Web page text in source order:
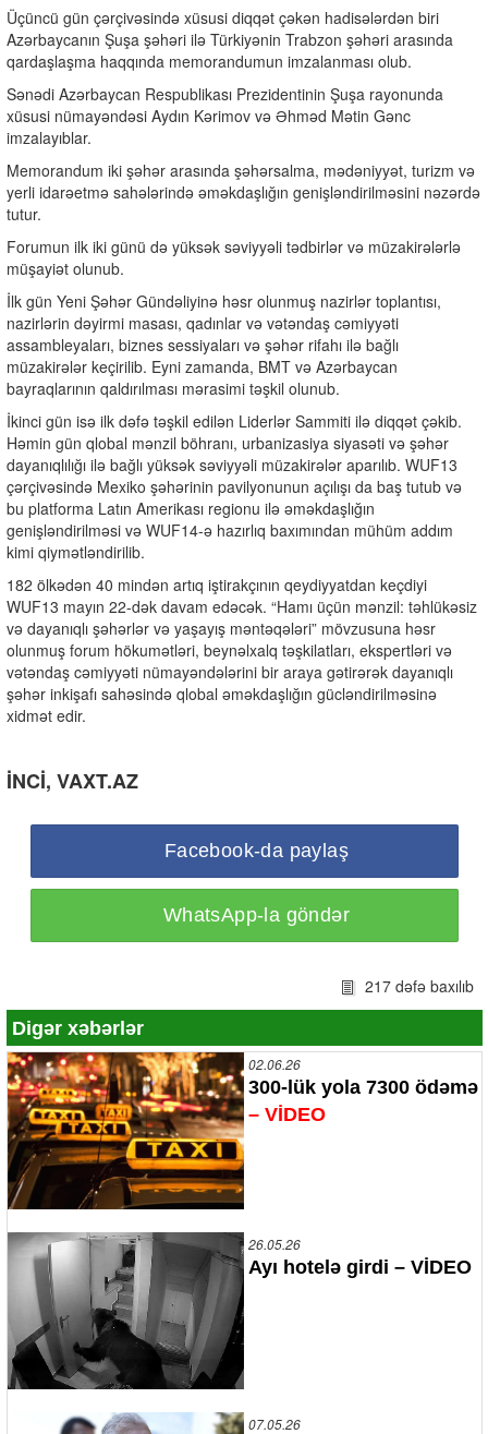
Üçüncü gün çərçivəsində xüsusi diqqət çəkən hadisələrdən biri
Azərbaycanın Şuşa şəhəri ilə Türkiyənin Trabzon şəhəri arasında
qardaşlaşma haqqında memorandumun imzalanması olub.
Sənədi Azərbaycan Respublikası Prezidentinin Şuşa rayonunda
xüsusi nümayəndəsi Aydın Kərimov və Əhməd Mətin Gənc
imzalayıblar.
Memorandum iki şəhər arasında şəhərsalma, mədəniyyət, turizm və
yerli idarəetmə sahələrində əməkdaşlığın genişləndirilməsini nəzərdə
tutur.
Forumun ilk iki günü də yüksək səviyyəli tədbirlər və müzakirələrlə
müşayiət olunub.
İlk gün Yeni Şəhər Gündəliyinə həsr olunmuş nazirlər toplantısı,
nazirlərin dəyirmi masası, qadınlar və vətəndaş cəmiyyəti
assambleyaları, biznes sessiyaları və şəhər rifahı ilə bağlı
müzakirələr keçirilib. Eyni zamanda, BMT və Azərbaycan
bayraqlarının qaldırılması mərasimi təşkil olunub.
İkinci gün isə ilk dəfə təşkil edilən Liderlər Sammiti ilə diqqət çəkib.
Həmin gün qlobal mənzil böhranı, urbanizasiya siyasəti və şəhər
dayanıqlılığı ilə bağlı yüksək səviyyəli müzakirələr aparılıb. WUF13
çərçivəsində Mexiko şəhərinin pavilyonunun açılışı da baş tutub və
bu platforma Latın Amerikası regionu ilə əməkdaşlığın
genişləndirilməsi və WUF14-ə hazırlıq baxımından mühüm addım
kimi qiymətləndirilib.
182 ölkədən 40 mindən artıq iştirakçının qeydiyyatdan keçdiyi
WUF13 mayın 22-dək davam edəcək. “Hamı üçün mənzil: təhlükəsiz
və dayanıqlı şəhərlər və yaşayış məntəqələri” mövzusuna həsr
olunmuş forum hökumətləri, beynəlxalq təşkilatları, ekspertləri və
vətəndaş cəmiyyəti nümayəndələrini bir araya gətirərək dayanıqlı
şəhər inkişafı sahəsində qlobal əməkdaşlığın gücləndirilməsinə
xidmət edir.
İNCİ, VAXT.AZ
Facebook-da paylaş
WhatsApp-la göndər
217 dəfə baxılıb
Digər xəbərlər
02.06.26
300-lük yola 7300 ödəmə
– VİDEO
26.05.26
Ayı hotelə girdi – VİDEO
07.05.26